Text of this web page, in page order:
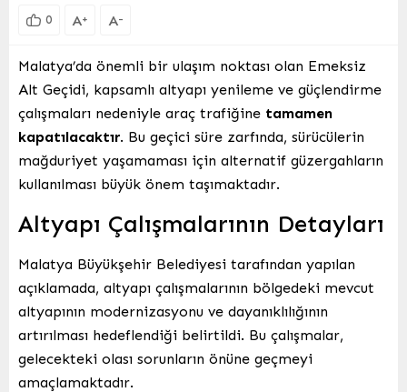
0 A+ A-
Malatya’da önemli bir ulaşım noktası olan Emeksiz
Alt Geçidi, kapsamlı altyapı yenileme ve güçlendirme
çalışmaları nedeniyle araç trafiğine tamamen
kapatılacaktır. Bu geçici süre zarfında, sürücülerin
mağduriyet yaşamaması için alternatif güzergahların
kullanılması büyük önem taşımaktadır.
Altyapı Çalışmalarının Detayları
Malatya Büyükşehir Belediyesi tarafından yapılan
açıklamada, altyapı çalışmalarının bölgedeki mevcut
altyapının modernizasyonu ve dayanıklılığının
artırılması hedeflendiği belirtildi. Bu çalışmalar,
gelecekteki olası sorunların önüne geçmeyi
amaçlamaktadır.